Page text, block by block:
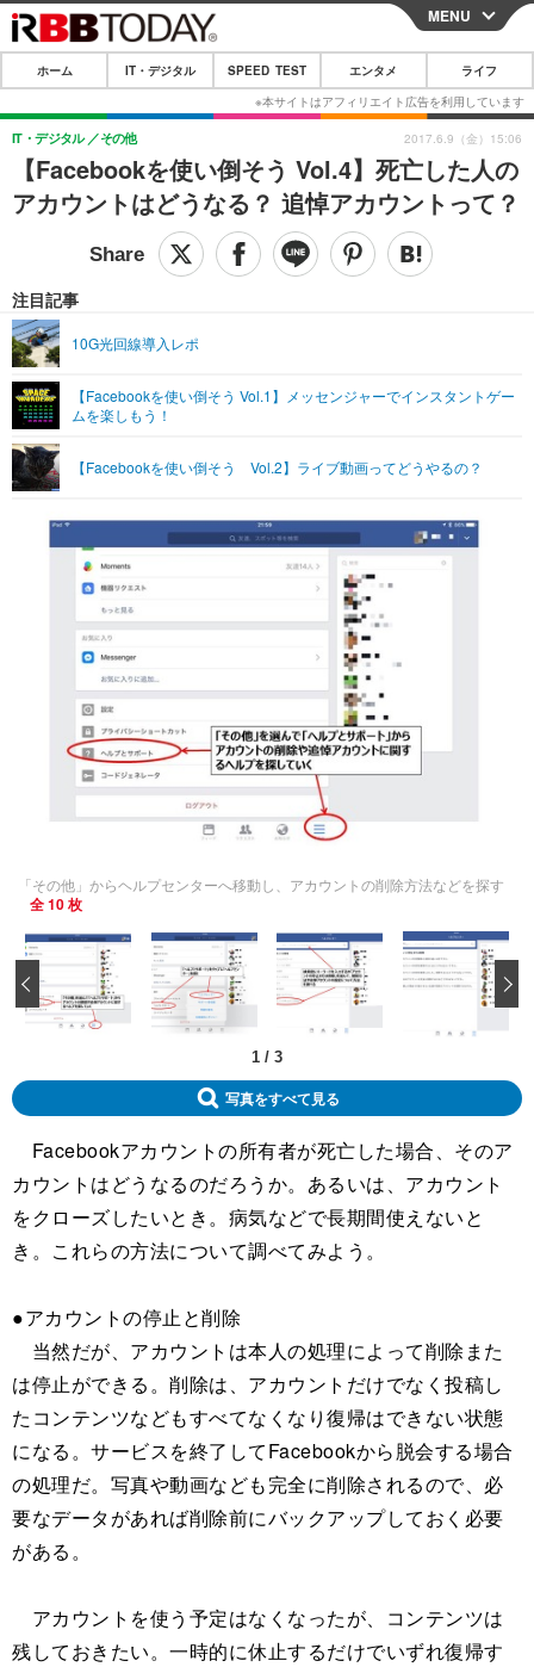
CLOSE
ホーム
IT・デジタル
IT・デジタルTOP スマートフォン
ショッピング その他
SPEED TEST
エンタメTOP 映画・ドラマ
グラビア
ショッピング その他
ライフTOP
その他
リリース一覧
プッシュ通知の停止方法
MENU
ホーム IT・デジタル SPEED TEST エンタメ ライフ
【Facebookを使い倒そう Vol.4】死亡した人の
アカウントはどうなる？ 追悼アカウントって？
IT・デジタル その他
注目記事
10G光回線導入レポ
【Facebookを使い倒そう Vol.1】メッセンジャーでインスタントゲー
ムを楽しもう！
【Facebookを使い倒そう Vol.2】ライブ動画ってどうやるの？
2017.6.9（金）15:06
「その他」からヘルプセンターへ移動し、アカウントの削除方法などを探す
全 10 枚
1 / 3
‹
写真をすべて見る
Facebookアカウントの所有者が死亡した場合、そのア
カウントはどうなるのだろうか。あるいは、アカウント
をクローズしたいとき。病気などで長期間使えないと
き。これらの方法について調べてみよう。
●アカウントの停止と削除
当然だが、アカウントは本人の処理によって削除また
は停止ができる。削除は、アカウントだけでなく投稿し
たコンテンツなどもすべてなくなり復帰はできない状態
になる。サービスを終了してFacebookから脱会する場合
の処理だ。写真や動画なども完全に削除されるので、必
要なデータがあれば削除前にバックアップしておく必要
がある。
アカウントを使う予定はなくなったが、コンテンツは
残しておきたい。一時的に休止するだけでいずれ復帰す